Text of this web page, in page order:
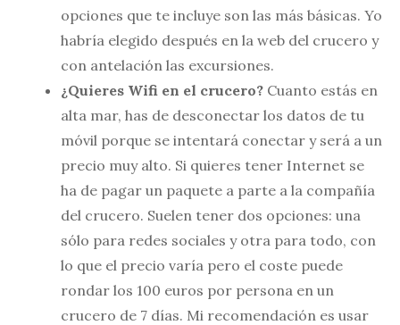
opciones que te incluye son las más básicas. Yo
habría elegido después en la web del crucero y
con antelación las excursiones.
¿Quieres Wifi en el crucero? Cuanto estás en
alta mar, has de desconectar los datos de tu
móvil porque se intentará conectar y será a un
precio muy alto. Si quieres tener Internet se
ha de pagar un paquete a parte a la compañía
del crucero. Suelen tener dos opciones: una
sólo para redes sociales y otra para todo, con
lo que el precio varía pero el coste puede
rondar los 100 euros por persona en un
crucero de 7 días. Mi recomendación es usar